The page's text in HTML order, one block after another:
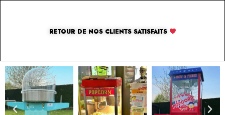
RETOUR DE NOS CLIENTS SATISFAITS